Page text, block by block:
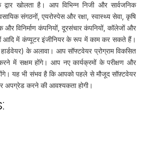
खोलता है। आप विभिन्न निजी और सार्वजनिक
संगठनों, एयरोस्पेस और रक्षा, स्वास्थ्य सेवा, कृषि
और विनिर्माण कंपनियों, दूरसंचार कंपनियों, कॉलेजों और
आदि में कंप्यूटर इंजीनियर के रूप में काम कर सकते हैं।
के अलावा। आप सॉफ्टवेयर प्रोग्राम विकसित
में सक्षम होंगे। आप नए कार्यक्रमों के परीक्षण और
होंगे। यह भी संभव है कि आपको पहले से मौजूद सॉफ़्टवेयर
करने की आवश्यकता होगी।